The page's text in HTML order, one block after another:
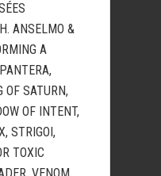
ANSELMO &
A
OF SATURN,
OF INTENT,
STRIGOI,
TOXIC